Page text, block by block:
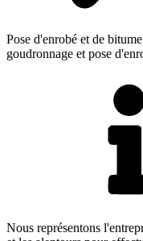
Pose d'enrobé et de
goudronnage et pose
Nous représentons